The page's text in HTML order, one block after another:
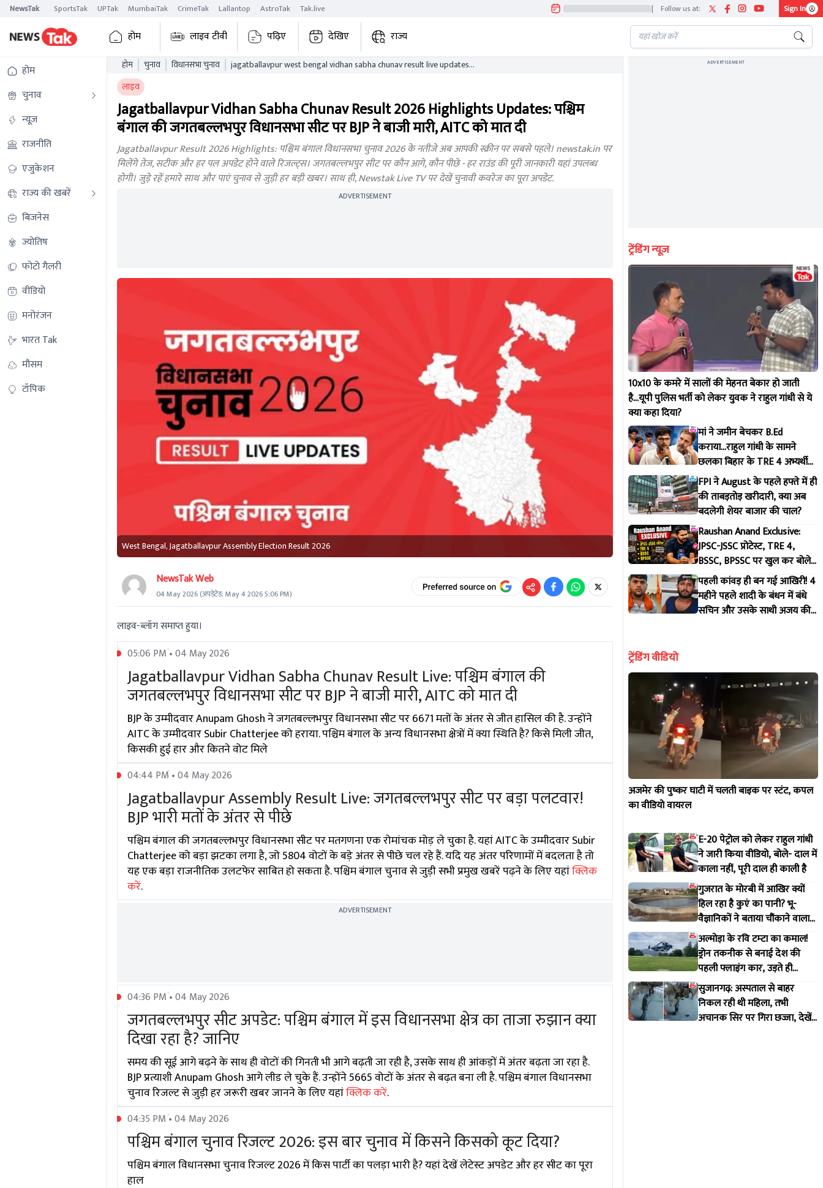
NewsTak SportsTak UPTak MumbaiTak CrimeTak Lallantop AstroTak Tak.live | Follow us at: Sign In
होम लाइव टीवी पढ़िए देखिए राज्य
होम
चुनाव
न्यूज़
राजनीति
एजुकेशन
राज्य की खबरें
बिजनेस
ज्योतिष
फोटो गैलरी
वीडियो
मनोरंजन
भारत Tak
मौसम
टॉपिक
होम चुनाव विधानसभा चुनाव
jagatballavpur west bengal vidhan sabha chunav result live updates
लाइव
Jagatballavpur Vidhan Sabha Chunav Result 2026 Highlights Updates: पश्चिम
बंगाल की जगतबल्लभपुर विधानसभा सीट पर BJP ने बाजी मारी, AITC को मात दी
Jagatballavpur Result 2026 Highlights: पश्चिम बंगाल विधानसभा चुनाव 2026 के नतीजे अब आपकी स्क्रीन पर सबसे पहले। newstak.in पर
मिलेंगे तेज, सटीक और हर पल अपडेट होने वाले रिजल्ट्स। जगतबल्लभपुर सीट पर कौन आगे, कौन पीछे - हर राउंड की पूरी जानकारी यहां उपलब्ध
होगी। जुड़े रहें हमारे साथ और पाएं चुनाव से जुड़ी हर बड़ी खबर। साथ ही, Newstak Live TV पर देखें चुनावी कवरेज का पूरा अपडेट.
ADVERTISEMENT
West Bengal, Jagatballavpur Assembly Election Result 2026
NewsTak Web
04 May 2026(अपडेटेड: May 4 2026 5:06 PM)
लाइव-ब्लॉग समाप्त हुया।
05:06 PM • 04 May 2026
Jagatballavpur Vidhan Sabha Chunav Result Live: पश्चिम बंगाल की
जगतबल्लभपुर विधानसभा सीट पर BJP ने बाजी मारी, AITC को मात दी
BJP के उम्मीदवार Anupam Ghosh ने जगतबल्लभपुर विधानसभा सीट पर 6671 मतों के अंतर से जीत हासिल की है. उन्होंने
AITC के उम्मीदवार Subir Chatterjee को हराया. पश्चिम बंगाल के अन्य विधानसभा क्षेत्रों में क्या स्थिति है? किसे मिली जीत,
किसकी हुई हार और कितने वोट मिले
04:44 PM • 04 May 2026
Jagatballavpur Assembly Result Live: जगतबल्लभपुर सीट पर बड़ा पलटवार!
BJP भारी मतों के अंतर से पीछे
पश्चिम बंगाल की जगतबल्लभपुर विधानसभा सीट पर मतगणना एक रोमांचक मोड़ ले चुका है. यहां AITC के उम्मीदवार Subir
Chatterjee को बड़ा झटका लगा है, जो 5804 वोटों के बड़े अंतर से पीछे चल रहे हैं. यदि यह अंतर परिणामों में बदलता है तो
यह एक बड़ा राजनीतिक उलटफेर साबित हो सकता है. पश्चिम बंगाल चुनाव से जुड़ी सभी प्रमुख खबरें पढ़ने के लिए यहांक्लिक
करें.
ADVERTISEMENT
04:36 PM • 04 May 2026
जगतबल्लभपुर सीट अपडेट: पश्चिम बंगाल में इस विधानसभा क्षेत्र का ताजा रुझान क्या
दिखा रहा है? जानिए
समय की सूई आगे बढ़ने के साथ ही वोटों की गिनती भी आगे बढ़ती जा रही है, उसके साथ ही आंकड़ों में अंतर बढ़ता जा रहा है.
BJP प्रत्याशी Anupam Ghosh आगे लीड ले चुके हैं. उन्होंने 5665 वोटों के अंतर से बढ़त बना ली है. पश्चिम बंगाल विधानसभा
चुनाव रिजल्ट से जुड़ी हर जरूरी खबर जानने के लिए यहांक्लिक करें.
04:35 PM • 04 May 2026
पश्चिम बंगाल चुनाव रिजल्ट 2026: इस बार चुनाव में किसने किसको कूट दिया?
पश्चिम बंगाल विधानसभा चुनाव रिजल्ट 2026 में किस पार्टी का पलड़ा भारी है? यहां देखें लेटेस्ट अपडेट और हर सीट का पूरा
हाल
ADVERTISEMENT
ट्रेंडिंग न्यूज़
10x10 के कमरे में सालों की मेहनत बेकार हो जाती
है...यूपी पुलिस भर्ती को लेकर युवक ने राहुल गांधी से ये
क्या कहा दिया?
मां ने जमीन बेचकर B.Ed
कराया...राहुल गांधी के सामने
छलका बिहार के TRE 4 अभ्यर्थी
का दर्द
FPI ने August के पहले हफ्ते में ही
की ताबड़तोड़ खरीदारी, क्या अब
बदलेगी शेयर बाजार की चाल?
Raushan Anand Exclusive:
JPSC-JSSC प्रोटेस्ट, TRE 4,
BSSC, BPSSC पर खुल कर बोले
रौशन सर
पहली कांवड़ ही बन गई आखिरी! 4
महीने पहले शादी के बंधन में बंधे
सचिन और उसके साथी अजय की
ट्रेंडिंग वीडियो
अजमेर की पुष्कर घाटी में चलती बाइक पर स्टंट, कपल
का वीडियो वायरल
E-20 पेट्रोल को लेकर राहुल गांधी
ने जारी किया वीडियो, बोले- दाल में
काला नहीं, पूरी दाल ही काली है
गुजरात के मोरबी में आखिर क्यों
हिल रहा है कुएं का पानी? भू-
वैज्ञानिकों ने बताया चौंकाने वाला
सच
अल्मोड़ा के रवि टम्टा का कमाल!
ड्रोन तकनीक से बनाई देश की
पहली फ्लाइंग कार, उड़ते ही
वायरल हुआ वीडियो
सुजानगढ़: अस्पताल से बाहर
निकल रही थी महिला, तभी
अचानक सिर पर गिरा छज्जा, देखें